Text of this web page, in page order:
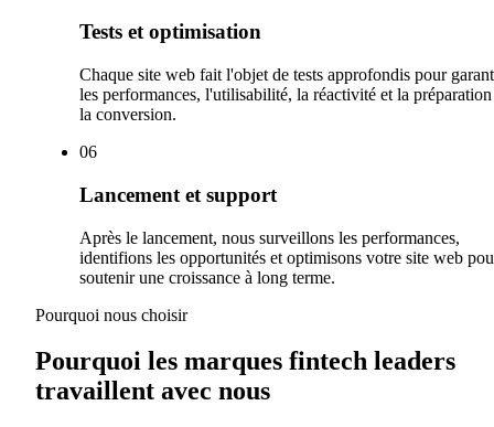
Tests et optimisation
Chaque site web fait l'objet de tests approfondis pour
les performances, l'utilisabilité, la réactivité et la préparation
la conversion.
06
Lancement et support
Après le lancement, nous surveillons les performances,
identifions les opportunités et optimisons votre site web
soutenir une croissance à long terme.
Pourquoi nous choisir
Pourquoi les marques fintech leaders
travaillent avec nous